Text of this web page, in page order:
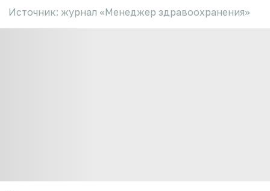
Источник: журнал «Менеджер здравоохранения»